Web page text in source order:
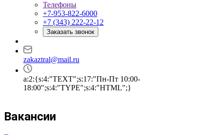
Телефоны
+7-953-822-6000
+7 (343) 222-22-12
Заказать звонок
zakaztral@mail.ru
a:2:{s:4:"TEXT";s:17:"Пн-Пт 10:00-
18:00";s:4:"TYPE";s:4:"HTML";}
Вакансии